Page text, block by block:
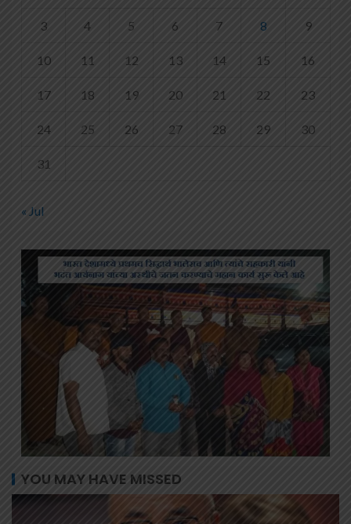
3 4 5 6 7 8 9
10 11 12 13 14 15 16
17 18 19 20 21 22 23
24 25 26 27 28 29 30
31
« Jul
YOU MAY HAVE MISSED